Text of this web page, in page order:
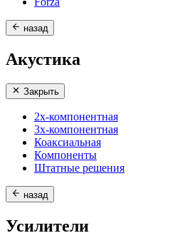
назад
Акустика
Закрыть
2х-компонентная
3х-компонентная
Коаксиальная
Компоненты
Штатные решения
назад
Усилители